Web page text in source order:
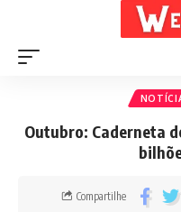
Outubro: Caderneta
Compartilhe